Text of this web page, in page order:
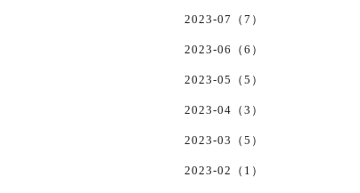
2023-07（7）
2023-06（6）
2023-05（5）
2023-04（3）
2023-03（5）
2023-02（1）